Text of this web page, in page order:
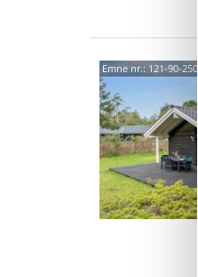
Emne nr.: 121-90-2509